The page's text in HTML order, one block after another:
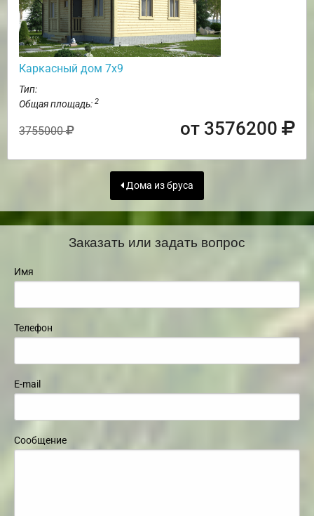
Каркасный дом 7х9
Тип:
Общая площадь: 2
3755000 от 3576200
Дома из бруса
Заказать или задать вопрос
Имя
Телефон
E-mail
Сообщение